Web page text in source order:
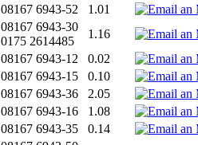
08167 6943-52 1.01
08167 6943-30
0175 2614485
1.16
08167 6943-12 0.02
08167 6943-15 0.10
08167 6943-36 2.05
08167 6943-16 1.08
08167 6943-35 0.14